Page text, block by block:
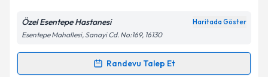
Kişisel verilerimin işlenmesine ilişkin
Metni'ni okudum ve kişisel verilerimin belirtilen
kapsamda işlenmesini kabul ediyorum.
Özel Esentepe Hastanesi Haritada Göster
Esentepe Mahallesi, Sanayi Cd. No:169, 16130
Randevu Talep Et
Randevu Takvimi Talebi